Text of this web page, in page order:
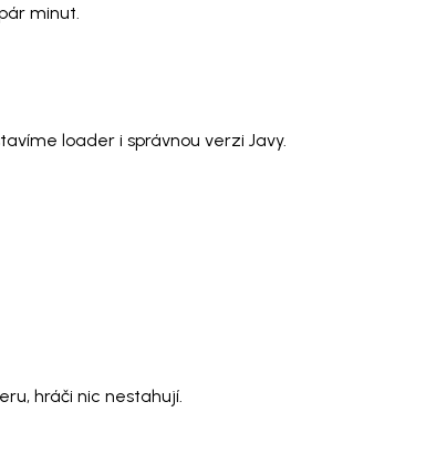
minut.
loader i správnou verzi Javy.
hráči nic nestahují.